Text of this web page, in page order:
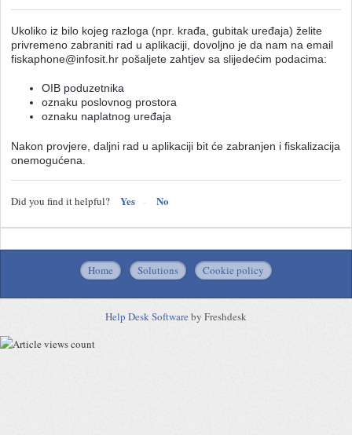
Ukoliko iz bilo kojeg razloga (npr. krađa, gubitak uređaja) želite
privremeno zabraniti rad u aplikaciji, dovoljno je da nam na email
fiskaphone@infosit.hr pošaljete zahtjev sa slijedećim podacima:
OIB poduzetnika
oznaku poslovnog prostora
oznaku naplatnog uređaja
Nakon provjere, daljni rad u aplikaciji bit će zabranjen i fiskalizacija
onemogućena.
Did you find it helpful? Yes No
Home Solutions Cookie policy
Help Desk Software by Freshdesk